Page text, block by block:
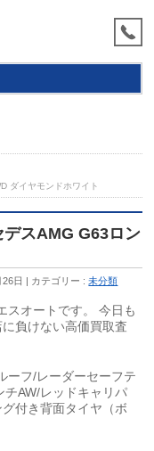
ダイヤモンドホワイト
スAMG G63ロン
日 カテゴリー :未分類
スオートです。 今日も
負けない高価買取査
ーフ/レーダーセーフテ
チAW/レッドキャリパ
付き背面タイヤ（ボ